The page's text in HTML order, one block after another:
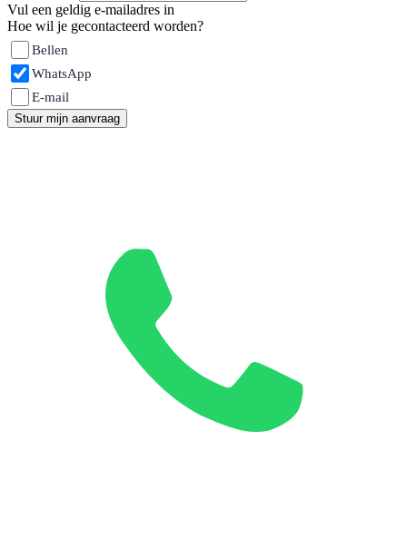
Vul een geldig e-mailadres in
Hoe wil je gecontacteerd worden?
Bellen
WhatsApp
E-mail
Stuur mijn aanvraag